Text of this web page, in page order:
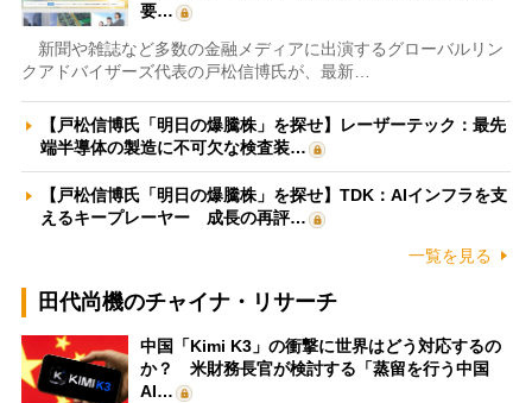
要…
新聞や雑誌など多数の金融メディアに出演するグローバルリン
クアドバイザーズ代表の戸松信博氏が、最新…
【戸松信博氏「明日の爆騰株」を探せ】レーザーテック：最先
端半導体の製造に不可欠な検査装…
【戸松信博氏「明日の爆騰株」を探せ】TDK：AIインフラを支
えるキープレーヤー 成長の再評…
一覧を見る
田代尚機のチャイナ・リサーチ
中国「Kimi K3」の衝撃に世界はどう対応するの
か？ 米財務長官が検討する「蒸留を行う中国
AI…